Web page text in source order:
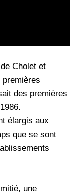
Cholet et
premières
des premières
élargis aux
que se sont
une